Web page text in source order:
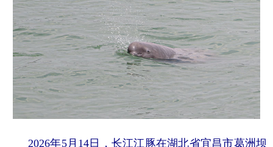
2026年5月14日，长江江豚在湖北省宜昌市葛洲坝